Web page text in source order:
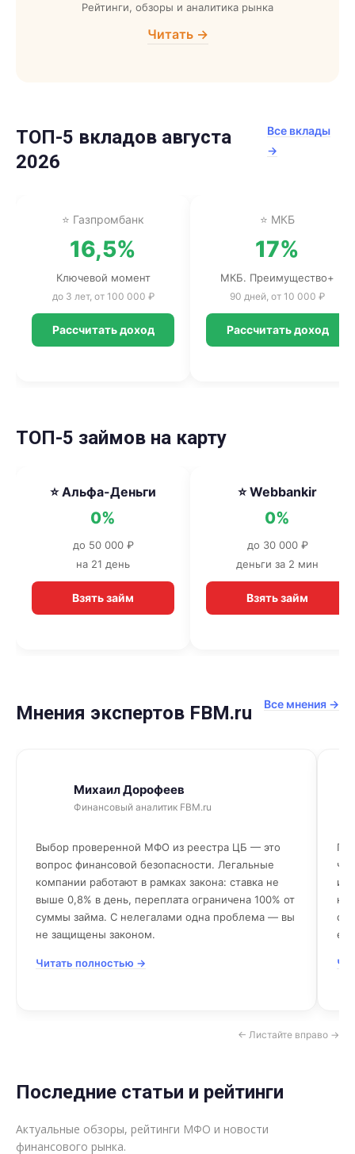
Рейтинги, обзоры и аналитика рынка
Читать →
ТОП-5 вкладов августа
2026
Все вклады
→
⭐ Газпромбанк
16,5%
Ключевой момент
до 3 лет, от 100 000 ₽
Рассчитать доход
⭐ МКБ
17%
МКБ. Преимущество+
90 дней, от 10 000 ₽
Рассчитать доход
ТОП-5 займов на карту
⭐ Альфа-Деньги
0%
до 50 000 ₽
на 21 день
Взять займ
⭐ Webbankir
0%
до 30 000 ₽
деньги за 2 мин
Взять займ
Мнения экспертов FBM.ru Все мнения →
Михаил Дорофеев
Финансовый аналитик FBM.ru
Выбор проверенной МФО из реестра ЦБ — это
вопрос финансовой безопасности. Легальные
компании работают в рамках закона: ставка не
выше 0,8% в день, переплата ограничена 100% от
суммы займа. С нелегалами одна проблема — вы
не защищены законом.
Читать полностью →
← Листайте вправо →
Последние статьи и рейтинги
Актуальные обзоры, рейтинги МФО и новости
финансового рынка.